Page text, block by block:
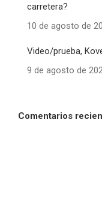
carretera?
10 de agosto de
Video/prueba,
9 de agosto de
Comentarios